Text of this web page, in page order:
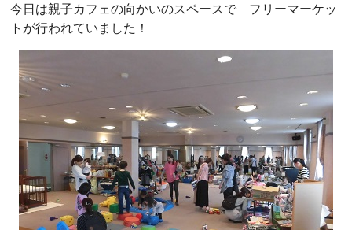
今日は親子カフェの向かいのスペースで フリーマーケッ
トが行われていました！